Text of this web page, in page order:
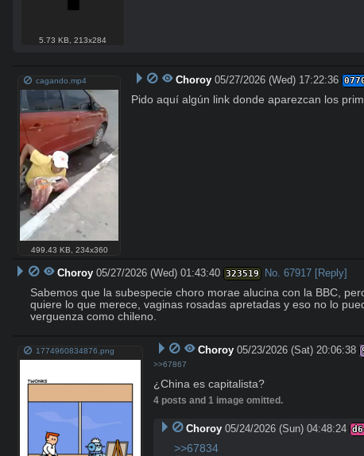
5.73 KB,213x284
cagando.mp4
499.43 KB 234x360
Choroy 05/27/2026 (Wed) 17:22:36
Pido aquí algún link donde aparezcan los
Choroy 05/27/2026 (Wed) 01:43:40 323519 No. 67917 [Reply]
Sabemos que la subespecie choro morae alucina con la BBC,
quiere lo que merece, vaginas rosadas apretadas y eso no lo
verguenza como chileno.
1774960834876.png Choroy 05/23/2026 (Sat) 20:06:38
>>67867
¿China es capitalista?
4 posts and 1 image omitted.
Choroy 05/24/2026 (Sun) 04:48:24
>>67834